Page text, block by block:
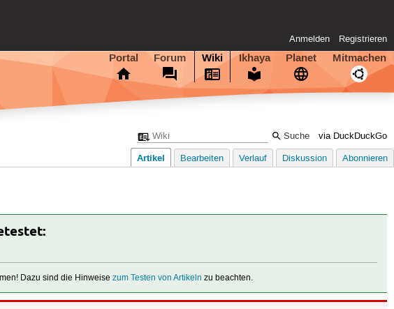
Anmelden Registrieren
Portal Forum Wiki Ikhaya Planet Mitmachen
via DuckDuckGo
Artikel Bearbeiten Verlauf Diskussion Abonnieren
Dazu sind die Hinweisezum Testen von Artikeln zu beachten.